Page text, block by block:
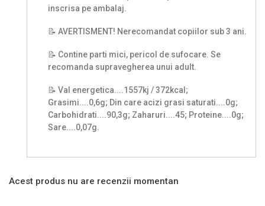
inscrisa pe ambalaj.
📝 AVERTISMENT! Nerecomandat copiilor sub 3 ani.
📝 Contine parti mici, pericol de sufocare. Se
recomanda supravegherea unui adult.
📝 Val energetica....1557kj / 372kcal;
Grasimi....0,6g; Din care acizi grasi saturati....0g;
Carbohidrati....90,3g; Zaharuri....45; Proteine....0g;
Sare....0,07g.
Acest produs nu are recenzii momentan